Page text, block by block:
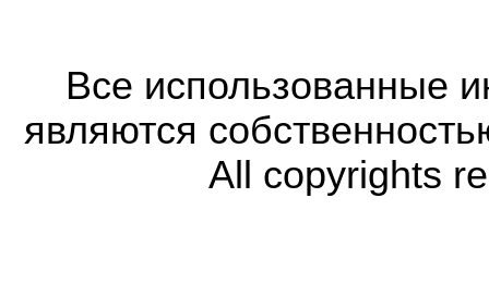
Все использованные
являются
All copyrights